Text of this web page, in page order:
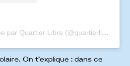
Une publication partagée par Quartier Libre (@quartierlibre_lille)
On t’explique : dans ce